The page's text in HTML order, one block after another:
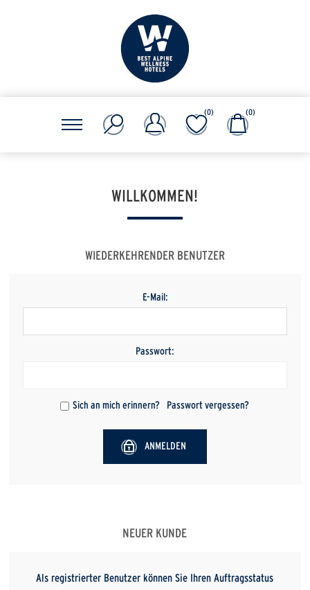
(0) (0)
WILLKOMMEN!
WIEDERKEHRENDER BENUTZER
E-Mail:
Passwort:
Sich an mich erinnern? Passwort vergessen?
ANMELDEN
NEUER KUNDE
Als registrierter Benutzer können Sie Ihren Auftragsstatus